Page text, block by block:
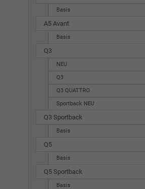
Basis
A5 Avant
Basis
Q3
NEU
Q3
Q3 QUATTRO
Sportback NEU
Q3 Sportback
Basis
Q5
Basis
Q5 Sportback
Basis